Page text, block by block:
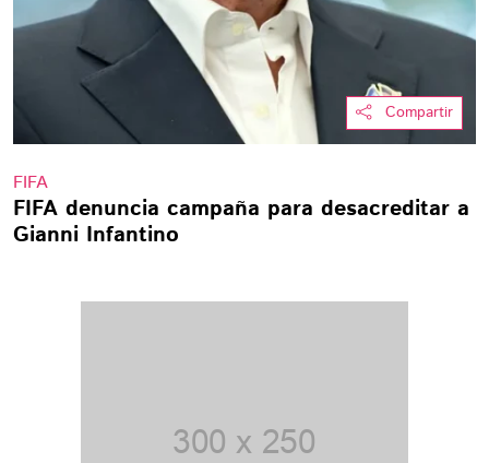
Compartir
FIFA
FIFA denuncia campaña para desacreditar a
Gianni Infantino